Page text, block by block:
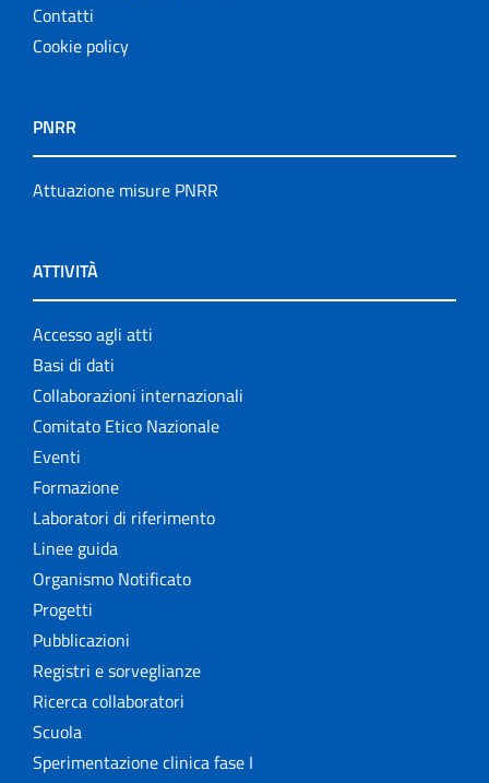
Contatti
Cookie policy
PNRR
Attuazione misure PNRR
ATTIVITÀ
Accesso agli atti
Basi di dati
Collaborazioni internazionali
Comitato Etico Nazionale
Eventi
Formazione
Laboratori di riferimento
Linee guida
Organismo Notificato
Progetti
Pubblicazioni
Registri e sorveglianze
Ricerca collaboratori
Scuola
Sperimentazione clinica fase I